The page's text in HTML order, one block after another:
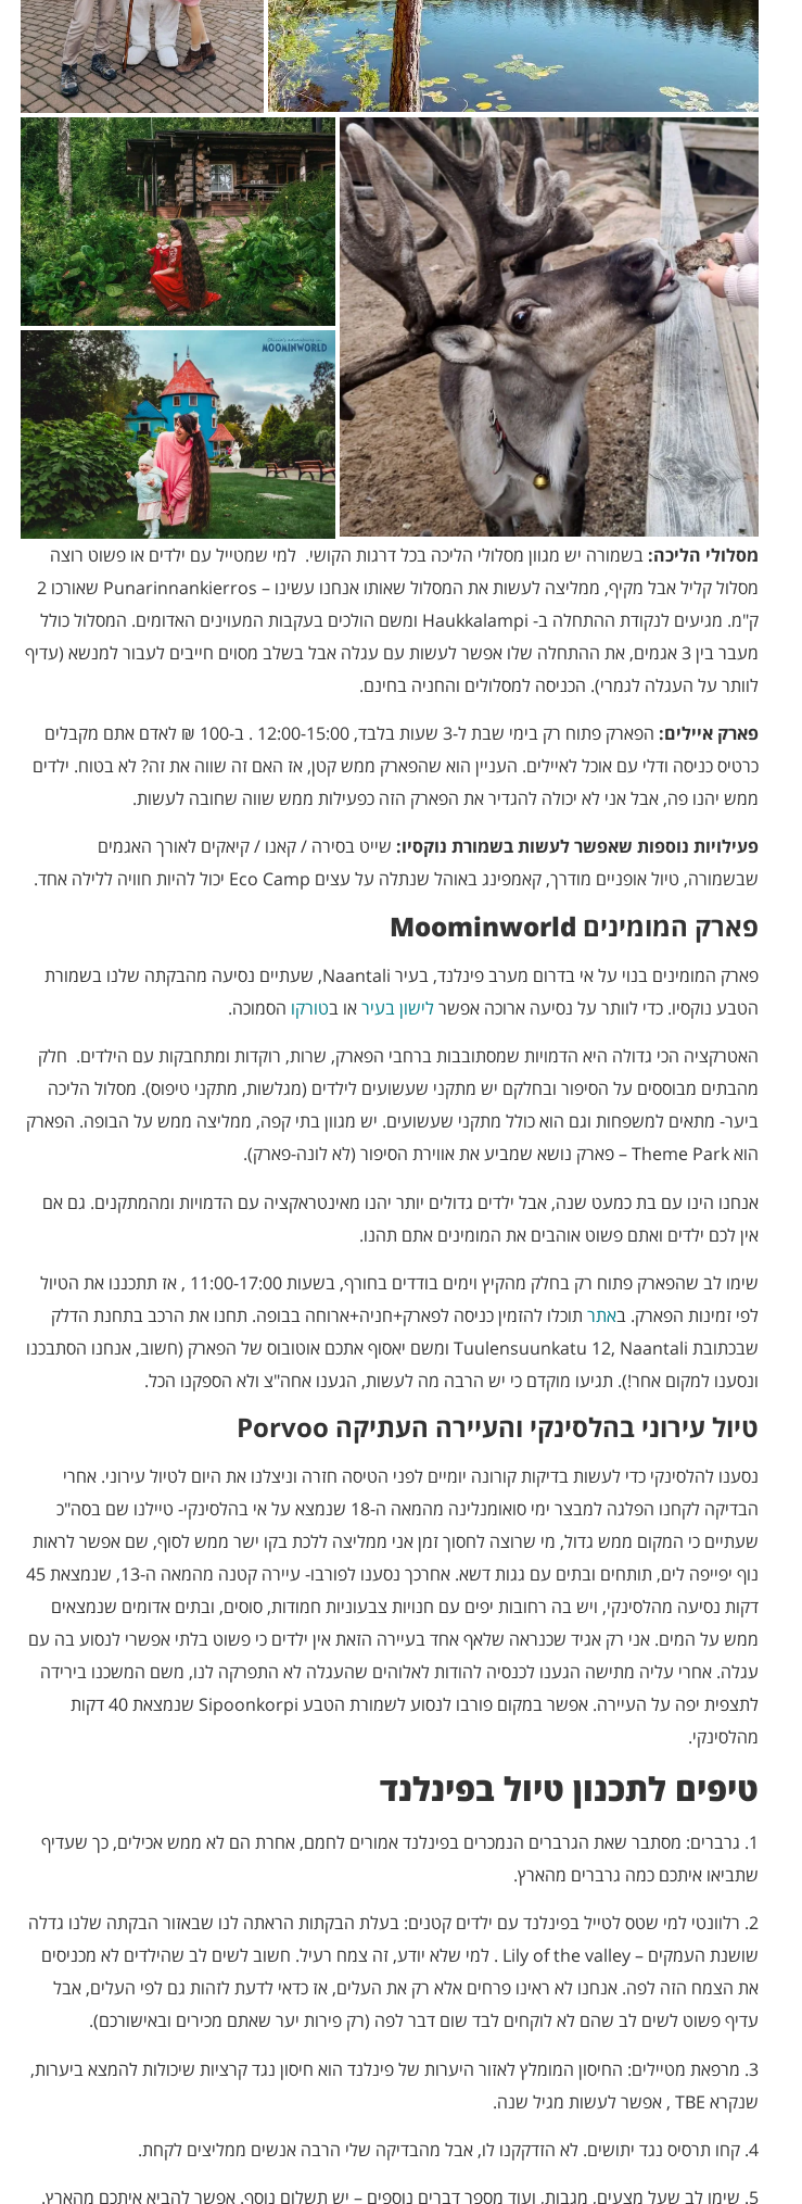
מסלולי הליכה: בשמורה יש מגוון מסלולי הליכה בכל דרגות הקושי. למי שמטייל עם ילדים או פשוט רוצה
מסלול קליל אבל מקיף, ממליצה לעשות את המסלול שאותו אנחנו עשינו – Punarinnankierros שאורכו 2
ק"מ. מגיעים לנקודת ההתחלה ב- Haukkalampi ומשם הולכים בעקבות המעוינים האדומים. המסלול כולל
מעבר בין 3 אגמים, את ההתחלה שלו אפשר לעשות עם עגלה אבל בשלב מסוים חייבים לעבור למנשא (עדיף
לוותר על העגלה לגמרי). הכניסה למסלולים והחניה בחינם.
פארק איילים:
הפארק פתוח רק בימי שבת ל-3 שעות בלבד, 12:00-15:00 . ב-100 ₪ לאדם אתם מקבלים
כרטיס כניסה ודלי עם אוכל לאיילים. העניין הוא שהפארק ממש קטן, אז האם זה שווה את זה? לא בטוח. ילדים
ממש יהנו פה, אבל אני לא יכולה להגדיר את הפארק הזה כפעילות ממש שווה שחובה לעשות.
פעילויות נוספות שאפשר לעשות בשמורת נוקסיו: שייט בסירה / קאנו / קיאקים לאורך האגמים
שבשמורה, טיול אופניים מודרך, קאמפינג באוהל שנתלה על עצים Eco Camp יכול להיות חוויה ללילה אחד.
פארק המומינים Moominworld
פארק המומינים בנוי על אי בדרום מערב פינלנד, בעיר Naantali, שעתיים נסיעה מהבקתה שלנו בשמורת
הטבע נוקסיו. כדי לוותר על נסיעה ארוכה אפשרלישון בעיראו בטורקו הסמוכה.
האטרקציה הכי גדולה היא הדמויות שמסתובבות ברחבי הפארק, שרות, רוקדות ומתחבקות עם הילדים. חלק
מהבתים מבוססים על הסיפור ובחלקם יש מתקני שעשועים לילדים (מגלשות, מתקני טיפוס). מסלול הליכה
ביער- מתאים למשפחות וגם הוא כולל מתקני שעשועים. יש מגוון בתי קפה, ממליצה ממש על הבופה. הפארק
הוא Theme Park – פארק נושא שמביע את אווירת הסיפור (לא לונה-פארק).
אנחנו הינו עם בת כמעט שנה, אבל ילדים גדולים יותר יהנו מאינטראקציה עם הדמויות ומהמתקנים. גם אם
אין לכם ילדים ואתם פשוט אוהבים את המומינים אתם תהנו.
שימו לב שהפארק פתוח רק בחלק מהקיץ וימים בודדים בחורף, בשעות 11:00-17:00 , אז תתכננו את הטיול
לפי זמינות הפארק. באתר תוכלו להזמין כניסה לפארק+חניה+ארוחה בבופה. תחנו את הרכב בתחנת הדלק
שבכתובת Tuulensuunkatu 12, Naantali ומשם יאסוף אתכם אוטובוס של הפארק (חשוב, אנחנו הסתבכנו
ונסענו למקום אחר!). תגיעו מוקדם כי יש הרבה מה לעשות, הגענו אחה"צ ולא הספקנו הכל.
טיול עירוני בהלסינקי והעיירה העתיקה Porvoo
נסענו להלסינקי כדי לעשות בדיקות קורונה יומיים לפני הטיסה חזרה וניצלנו את היום לטיול עירוני. אחרי
הבדיקה לקחנו הפלגה למבצר ימי סואומנלינה מהמאה ה-18 שנמצא על אי בהלסינקי- טיילנו שם בסה"כ
שעתיים כי המקום ממש גדול, מי שרוצה לחסוך זמן אני ממליצה ללכת בקו ישר ממש לסוף, שם אפשר לראות
נוף יפייפה לים, תותחים ובתים עם גגות דשא. אחרכך נסענו לפורבו- עיירה קטנה מהמאה ה-13, שנמצאת 45
דקות נסיעה מהלסינקי, ויש בה רחובות יפים עם חנויות צבעוניות חמודות, סוסים, ובתים אדומים שנמצאים
ממש על המים. אני רק אגיד שכנראה שלאף אחד בעיירה הזאת אין ילדים כי פשוט בלתי אפשרי לנסוע בה עם
עגלה. אחרי עליה מתישה הגענו לכנסיה להודות לאלוהים שהעגלה לא התפרקה לנו, משם המשכנו בירידה
לתצפית יפה על העיירה. אפשר במקום פורבו לנסוע לשמורת הטבע Sipoonkorpi שנמצאת 40 דקות
מהלסינקי.
טיפים לתכנון טיול בפינלנד
1. גרברים: מסתבר שאת הגרברים הנמכרים בפינלנד אמורים לחמם, אחרת הם לא ממש אכילים, כך שעדיף
שתביאו איתכם כמה גרברים מהארץ.
2. רלוונטי למי שטס לטייל בפינלנד עם ילדים קטנים: בעלת הבקתות הראתה לנו שבאזור הבקתה שלנו גדלה
שושנת העמקים – Lily of the valley . למי שלא יודע, זה צמח רעיל. חשוב לשים לב שהילדים לא מכניסים
את הצמח הזה לפה. אנחנו לא ראינו פרחים אלא רק את העלים, אז כדאי לדעת לזהות גם לפי העלים, אבל
עדיף פשוט לשים לב שהם לא לוקחים לבד שום דבר לפה (רק פירות יער שאתם מכירים ובאישורכם).
3. מרפאת מטיילים: החיסון המומלץ לאזור היערות של פינלנד הוא חיסון נגד קרציות שיכולות להמצא ביערות,
שנקרא TBE , אפשר לעשות מגיל שנה.
4. קחו תרסיס נגד יתושים. לא הזדקקנו לו, אבל מהבדיקה שלי הרבה אנשים ממליצים לקחת.
5. שימו לב שעל מצעים, מגבות, ועוד מספר דברים נוספים – יש תשלום נוסף. אפשר להביא איתכם מהארץ.